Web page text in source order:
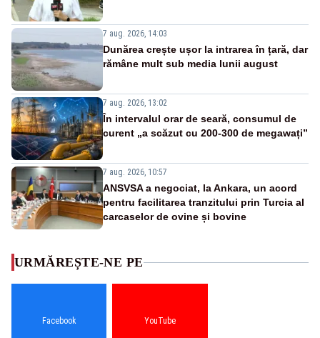
7 aug. 2026, 14:03
Dunărea crește ușor la intrarea în țară, dar
rămâne mult sub media lunii august
7 aug. 2026, 13:02
În intervalul orar de seară, consumul de
curent „a scăzut cu 200-300 de megawați”
7 aug. 2026, 10:57
ANSVSA a negociat, la Ankara, un acord
pentru facilitarea tranzitului prin Turcia al
carcaselor de ovine și bovine
URMĂREȘTE-NE PE
Facebook YouTube